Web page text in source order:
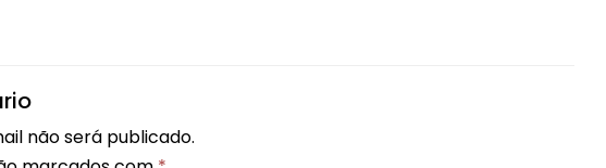
não será publicado.